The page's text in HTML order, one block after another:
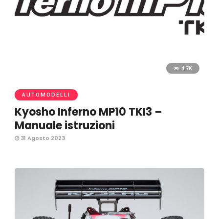
4.7K
AUTOMODELLI
Kyosho Inferno MP10 TKI3 –
Manuale istruzioni
31 Agosto 2023